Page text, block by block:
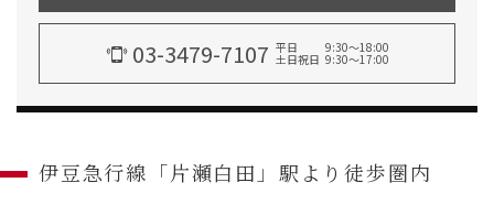
03-3479-7107 平日 9:30～18:00
土日祝日 9:30～17:00
伊豆急行線「片瀬白田」駅より徒歩圏内